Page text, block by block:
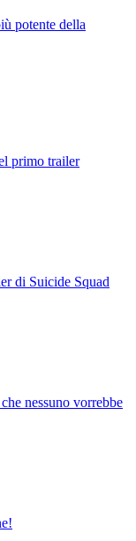
potente della
primo trailer
di Suicide Squad
nessuno vorrebbe